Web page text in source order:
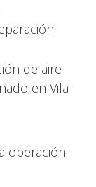
operación.